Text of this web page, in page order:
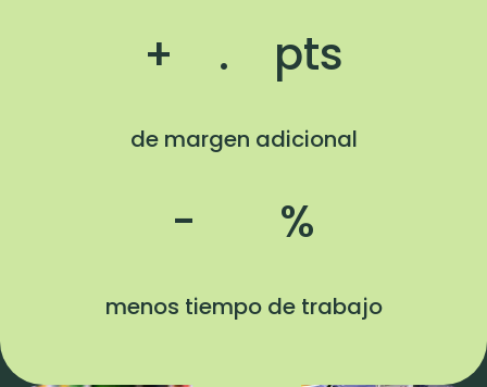
+ . pts
de margen adicional
- %
menos tiempo de trabajo